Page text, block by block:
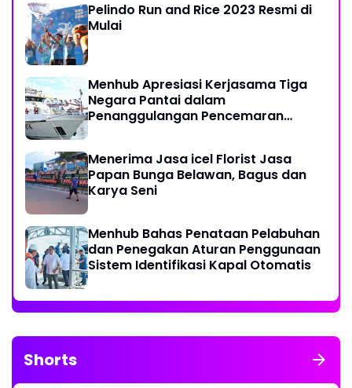
Pelindo Run and Rice 2023 Resmi di
Mulai
Menhub Apresiasi Kerjasama Tiga
Negara Pantai dalam
Penanggulangan Pencemaran
Menerima Jasa icel Florist Jasa
Papan Bunga Belawan, Bagus dan
Karya Seni
Menhub Bahas Penataan Pelabuhan
dan Penegakan Aturan Penggunaan
Sistem Identifikasi Kapal Otomatis
Shorts